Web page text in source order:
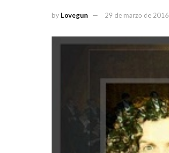
by Lovegun 29 de marzo de 2016